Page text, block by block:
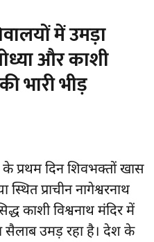
में उमड़ा
और काशी
भारी भीड़
के प्रथम दिन शिवभक्तों खास
प्राचीन नागेश्वरनाथ
काशी विश्वनाथ मंदिर में
उमड़ रहा है। देश के